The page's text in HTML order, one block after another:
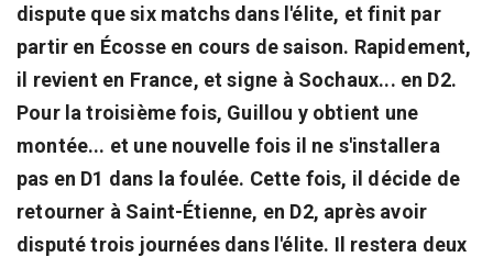
dispute que six matchs dans l'élite, et finit par
partir en Écosse en cours de saison. Rapidement,
il revient en France, et signe à Sochaux... en D2.
Pour la troisième fois, Guillou y obtient une
montée... et une nouvelle fois il ne s'installera
pas en D1 dans la foulée. Cette fois, il décide de
retourner à Saint-Étienne, en D2, après avoir
disputé trois journées dans l'élite. Il restera deux